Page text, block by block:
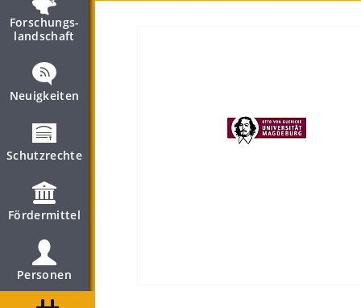
Forschungs­
landschaft
Neuigkeiten
Schutzrechte
Fördermittel
Personen